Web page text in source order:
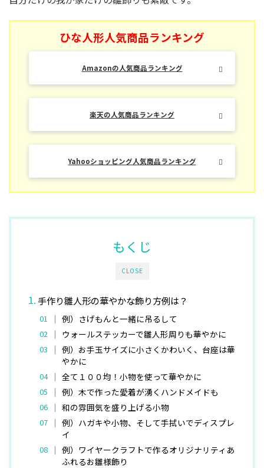
ひな人形人気商品ランキング
Amazonの人気商品ランキング
楽天の人気商品ランキング
Yahooショッピング人気商品ランキング
CLOSE
もくじ
手作り雛人形の華やかな飾り方例は？
例）さげもんと一緒に吊るして
ウォールステッカーで雛人形周りも華やかに
例）お手玉サイズに小さくかわいく、台座は華
やかに
全て１００均！小物を使って華やかに
例）木で作った愛着が湧くハンドメイドも
和の雰囲気を盛り上げる小物
例）ハガキや小物、そして手拭いでディスプレ
イ
例）ワイヤークラフトで作るオリジナリティあ
ふれるお雛様飾り